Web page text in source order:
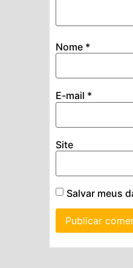
Nome *
E-mail *
Site
Salvar meus